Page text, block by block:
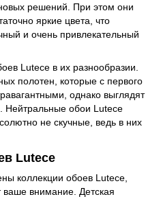
решений. При этом они
яркие цвета, что
и очень привлекательный
Lutece в их разнообразии.
полотен, которые с первого
однако выглядят
Нейтральные обои Lutece
не скучные, ведь в них
Lutece
коллекции обоев Lutece,
ваше внимание. Детская